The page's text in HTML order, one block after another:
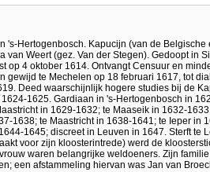
's-Hertogenbosch. Kapucijn (van de
van Weert (gez. Van der Stegen). Gedoopt in
op 4 oktober 1614. Ontvangt Censuur en
gewijd te Mechelen op 18 februari 1617, tot
Deed waarschijnlijk hogere studies bij de
1625. Gardiaan in 's-Hertogenbosch in
in 1629-1632; te Maaseik in 1632-
1638; te Maastricht in 1638-1641; te Ieper in
1645; discreet in Leuven in 1647. Sterft te
voor zijn kloosterintrede) werd de
waren belangrijke weldoeners. Zijn
een afstammeling hiervan was Jan van